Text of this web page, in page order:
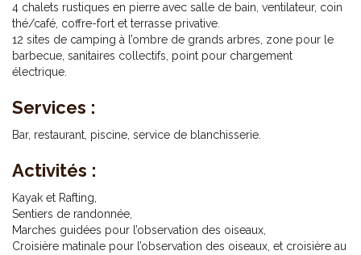
4 chalets rustiques en pierre avec salle de bain, ventilateur, coin
thé/café, coffre-fort et terrasse privative.
12 sites de camping à l’ombre de grands arbres, zone pour le
barbecue, sanitaires collectifs, point pour chargement
électrique.
Services :
Bar, restaurant, piscine, service de blanchisserie.
Activités :
Kayak et Rafting,
Sentiers de randonnée,
Marches guidées pour l’observation des oiseaux,
Croisière matinale pour l’observation des oiseaux, et croisière au